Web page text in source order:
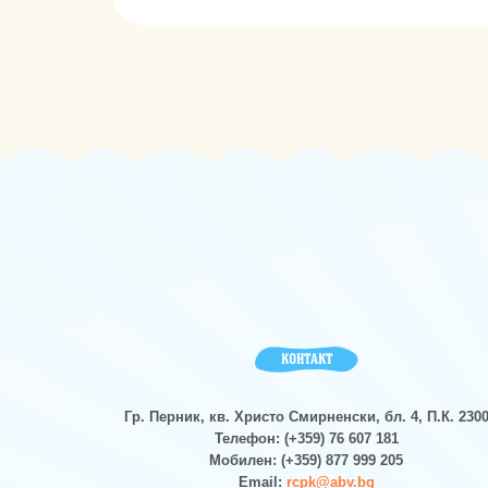
КОНТАКТ
Гр. Перник, кв. Христо Смирненски, бл. 4, П.К. 2300
Телефон: (+359) 76 607 181
Мобилен: (+359) 877 999 205
Email: rcpk@abv.bg